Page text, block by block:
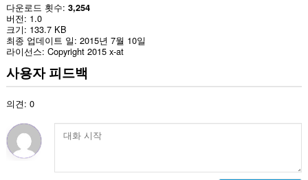
다운로드 횟수 3,254
버전 1.0
크기 133.7 KB
최종 업데이트 일 2015년 7월 10일
라이선스 Copyright 2015 x-at
사용자 피드백
의견: 0